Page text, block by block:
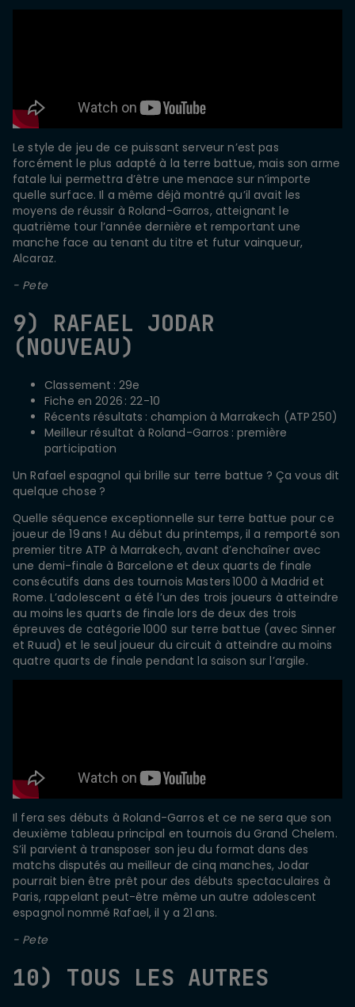
Le style de jeu de ce puissant serveur n’est pas
forcément le plus adapté à la terre battue, mais son arme
fatale lui permettra d’être une menace sur n’importe
quelle surface. Il a même déjà montré qu’il avait les
moyens de réussir à Roland-Garros, atteignant le
quatrième tour l’année dernière et remportant une
manche face au tenant du titre et futur vainqueur,
Alcaraz.
- Pete
9) RAFAEL JODAR
(NOUVEAU)
Classement : 29e
Fiche en 2026 : 22-10
Récents résultats : champion à Marrakech (ATP 250)
Meilleur résultat à Roland-Garros : première
participation
Un Rafael espagnol qui brille sur terre battue ? Ça vous dit
quelque chose ?
Quelle séquence exceptionnelle sur terre battue pour ce
joueur de 19 ans ! Au début du printemps, il a remporté son
premier titre ATP à Marrakech, avant d’enchaîner avec
une demi-finale à Barcelone et deux quarts de finale
consécutifs dans des tournois Masters 1000 à Madrid et
Rome. L’adolescent a été l’un des trois joueurs à atteindre
au moins les quarts de finale lors de deux des trois
épreuves de catégorie 1000 sur terre battue (avec Sinner
et Ruud) et le seul joueur du circuit à atteindre au moins
quatre quarts de finale pendant la saison sur l’argile.
Il fera ses débuts à Roland-Garros et ce ne sera que son
deuxième tableau principal en tournois du Grand Chelem.
S’il parvient à transposer son jeu du format dans des
matchs disputés au meilleur de cinq manches, Jodar
pourrait bien être prêt pour des débuts spectaculaires à
Paris, rappelant peut-être même un autre adolescent
espagnol nommé Rafael, il y a 21 ans.
- Pete
10) TOUS LES AUTRES